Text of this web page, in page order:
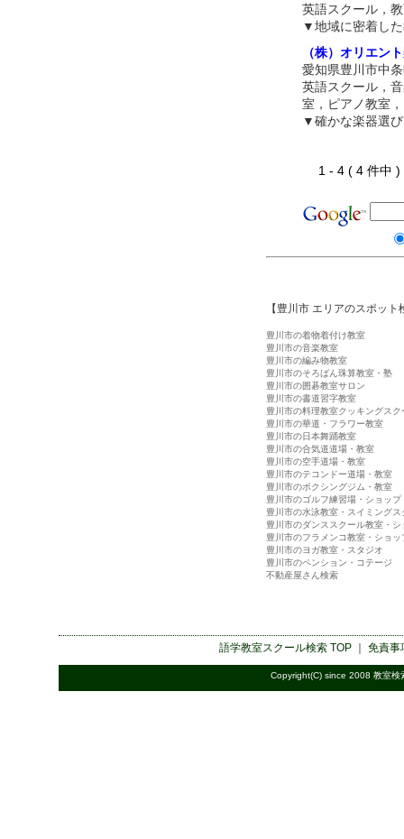
英語スクール，
▼地域に密着し
（株）オリエン
愛知県豊川市中
英語スクール，
室，ピアノ教室
▼確かな楽器選
1 - 4 ( 4 件
【豊川市 エリアのスポット
豊川市の着物着付け教室
豊川市の音楽教室
豊川市の編み物教室
豊川市のそろばん珠算教室・塾
豊川市の囲碁教室サロン
豊川市の書道習字教室
豊川市の料理教室クッキングスク
豊川市の華道・フラワー教室
豊川市の日本舞踊教室
豊川市の合気道道場・教室
豊川市の空手道場・教室
豊川市のテコンドー道場・教室
豊川市のボクシングジム・教室
豊川市のゴルフ練習場・ショップ
豊川市の水泳教室・スイミングス
豊川市のダンススクール教室・シ
豊川市のフラメンコ教室・ショッ
豊川市のヨガ教室・スタジオ
豊川市のペンション・コテージ
不動産屋さん検索
語学教室スクール検索TOP ｜ 免責事
Copyright(C) since 2008 教室検